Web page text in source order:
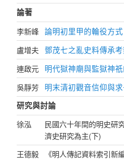
論著
李新峰 論明初里甲的輪役方式
盧增夫 鄧茂七之亂史料傳承
連啟元 明代獄神廟與監獄神
吳靜芳
明末清初觀音信仰與
研究與討論
徐泓
民國六十年間的明史研
濟史研究為主(下)
王德毅
《明人傳記資料索引新